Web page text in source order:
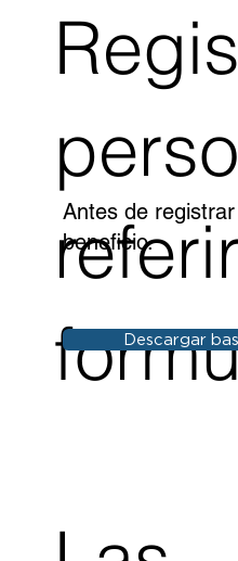
Antes de
beneficio.
Descargar